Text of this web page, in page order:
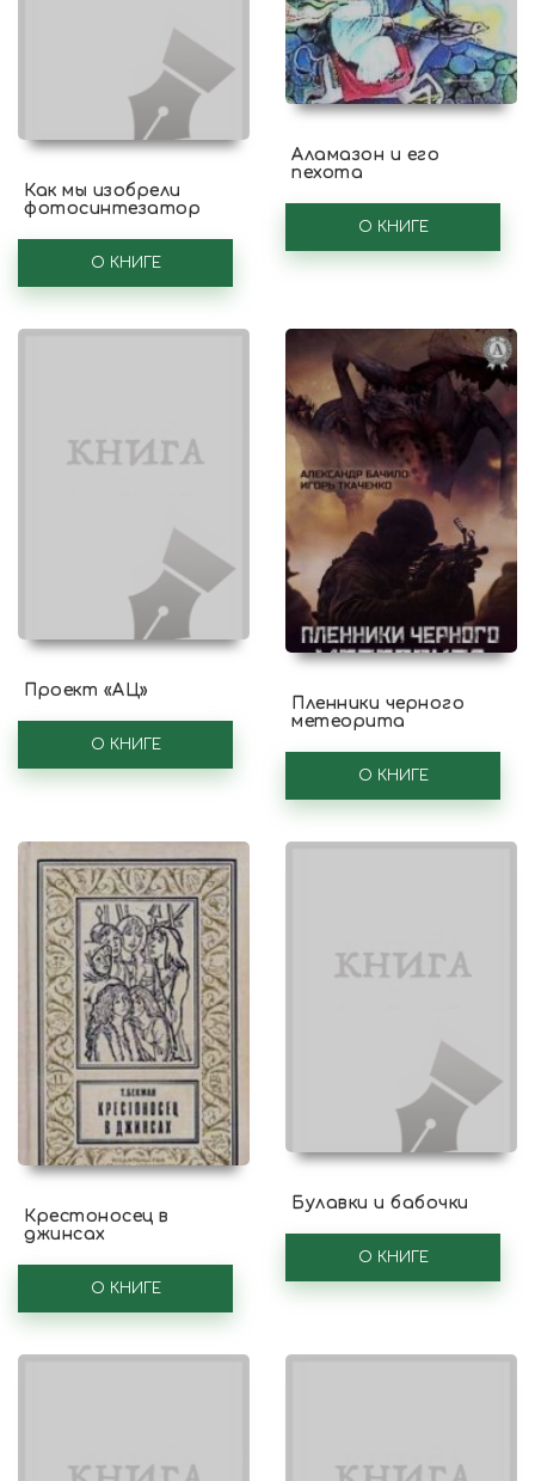
Как мы изобрели
фотосинтезатор
О КНИГЕ
Аламазон и его
пехота
О КНИГЕ
Проект «АЦ»
О КНИГЕ
Пленники черного
метеорита
О КНИГЕ
Крестоносец в
джинсах
О КНИГЕ
Булавки и бабочки
О КНИГЕ